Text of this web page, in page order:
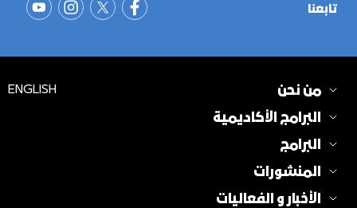
تابعنا
من نحن
البرامج الأكاديمية
البرامج
المنشورات
الأخبار و الفعاليات
ENGLISH